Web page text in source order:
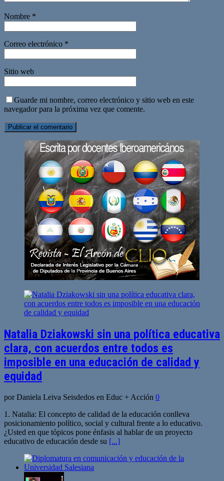
Nombre *
Correo electrónico *
Sitio web
Guarde mi nombre, correo electrónico y sitio web en este
navegador para la próxima vez que comente.
Natalia Dziakowski sin una política educativa
clara, con acuerdos entre todos es
imposible en una educación de calidad y
equidad
por Daniela Leiva Seisdedos en Educ + Acción 0
1. Natalia: El concepto de calidad de la educación conlleva
posicionamiento político, social y cultural frente a lo educativo.
¿Usted en que tópicos pone énfasis al hablar de un proyecto
educativo de educación desde su [...]